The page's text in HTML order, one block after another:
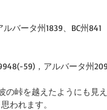
バータ州1839、BC州841
59)，アルバータ州
の峠を越えたようにも見え
われます。